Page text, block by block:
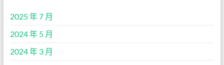
2025 年 7 月
2024 年 5 月
2024 年 3 月